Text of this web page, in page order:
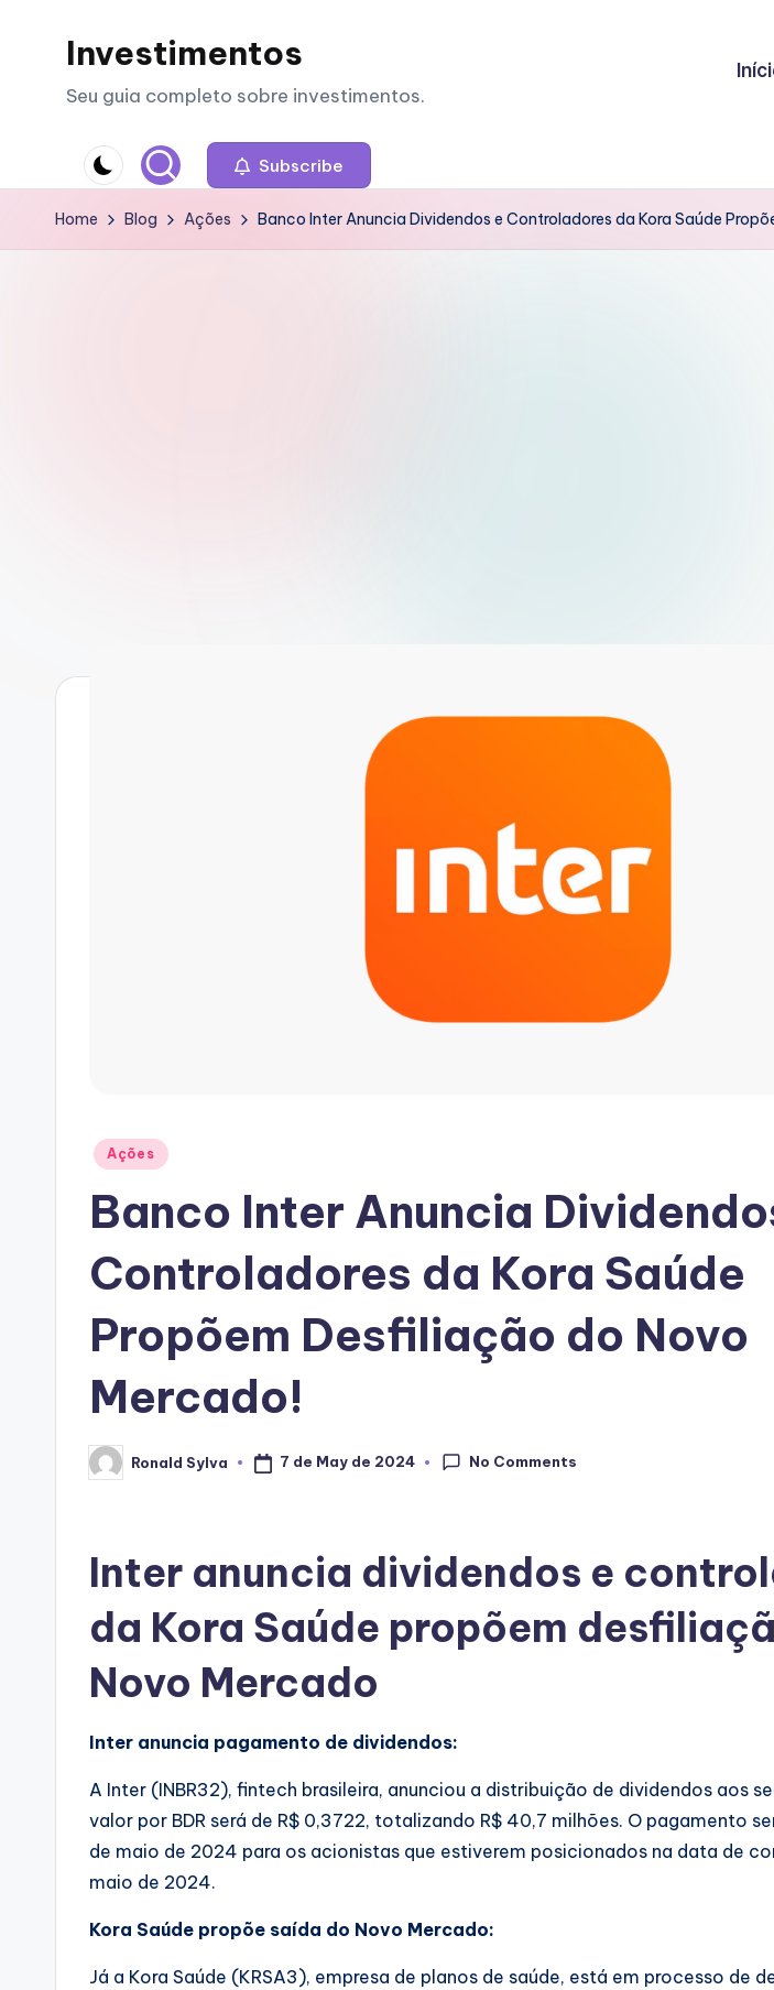
Investimentos
Seu guia completo sobre investimentos.
Subscribe
Home Blog Ações Banco Inter Anuncia Dividendos e Controladores da Kora Saúde
Posted
Ações
Banco Inter Anuncia
Controladores da Kora Saúde
Propõem Desfiliação do Novo
Mercado!
Posted
by
Ronald Sylva 7 de May de 2024 No Comments
Inter anuncia dividendos e
da Kora Saúde propõem
Novo Mercado
Inter anuncia pagamento de dividendos:
A Inter (INBR32), fintech brasileira, anunciou a distribuição de dividendos aos
valor por BDR será de R$ 0,3722, totalizando R$ 40,7 milhões. O pagamento
de maio de 2024 para os acionistas que estiverem posicionados na data de
maio de 2024.
Kora Saúde propõe saída do Novo Mercado:
Já a Kora Saúde (KRSA3), empresa de planos de saúde, está em processo de